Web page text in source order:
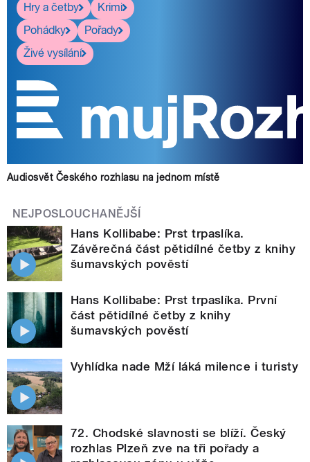
Hry a četby
Krimi
Pohádky
Pořady
Živé vysílání
Audiosvět Českého rozhlasu na jednom místě
NEJPOSLOUCHANĚJŠÍ
Hans Kollibabe: Prst trpaslíka.
Závěrečná část pětidílné četby z knihy
šumavských pověstí
Hans Kollibabe: Prst trpaslíka. První
část pětidílné četby z knihy
šumavských pověstí
Vyhlídka nade Mží láká milence i turisty
72. Chodské slavnosti se blíží. Český
rozhlas Plzeň zve na tři pořady a